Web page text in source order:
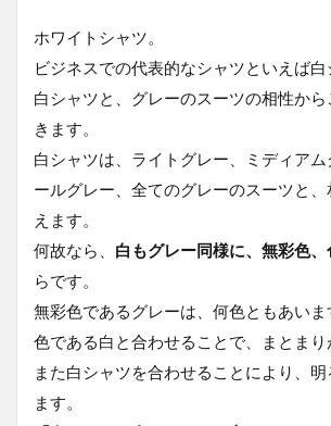
ホワイトシャツ。
ビジネスでの代表的なシャツといえば白
白シャツと、グレーのスーツの相性か
きます。
白シャツは、ライトグレー、ミディアム
ールグレー、全てのグレーのスーツと
えます。
何故なら、 白もグレー同様に、無彩色
らです。
無彩色であるグレーは、何色ともあい
色である白と合わせることで、まとまり
また白シャツを合わせることにより、明
ます。